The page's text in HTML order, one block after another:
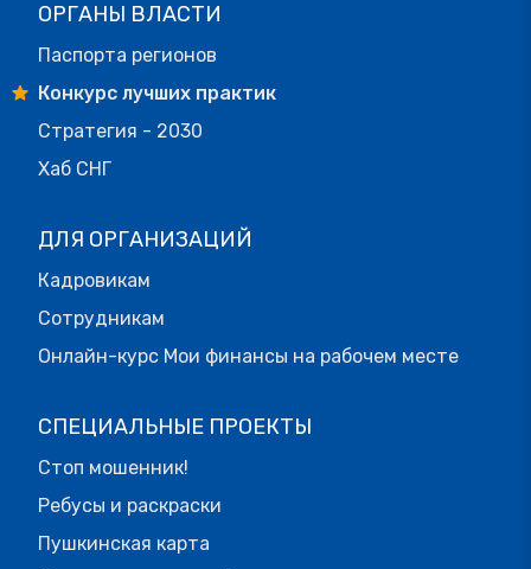
ОРГАНЫ ВЛАСТИ
Паспорта регионов
Конкурс лучших практик
Стратегия - 2030
Хаб СНГ
ДЛЯ ОРГАНИЗАЦИЙ
Кадровикам
Сотрудникам
Онлайн-курс Мои финансы на рабочем месте
СПЕЦИАЛЬНЫЕ ПРОЕКТЫ
Стоп мошенник!
Ребусы и раскраски
Пушкинская карта